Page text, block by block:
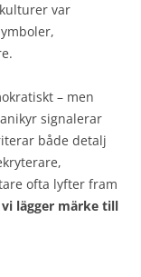
var
– men
signalerar
både detalj
ofta lyfter fram
lägger märke till